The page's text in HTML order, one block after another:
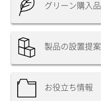
グリーン購入品
製品の設置提案
お役立ち情報